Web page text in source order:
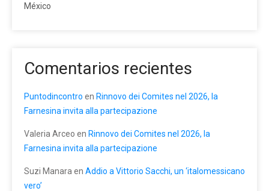
México
Comentarios recientes
Puntodincontro en Rinnovo dei Comites nel 2026, la
Farnesina invita alla partecipazione
Valeria Arceo en Rinnovo dei Comites nel 2026, la
Farnesina invita alla partecipazione
Suzi Manara en Addio a Vittorio Sacchi, un ‘italomessicano
vero’